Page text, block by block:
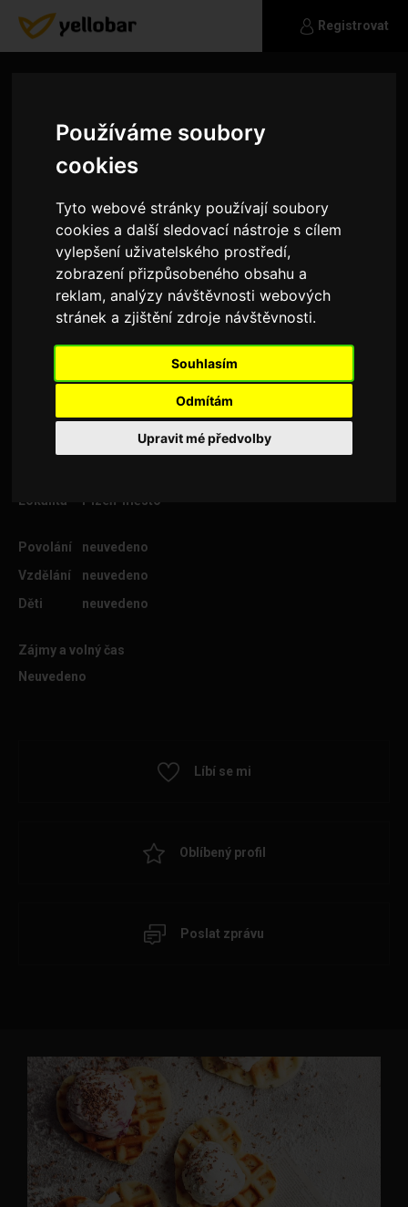
Používáme soubory
cookies
Tyto webové stránky používají soubory
cookies a další sledovací nástroje s cílem
vylepšení uživatelského prostředí,
zobrazení přizpůsobeného obsahu a
reklam, analýzy návštěvnosti webových
stránek a zjištění zdroje návštěvnosti.
Souhlasím
Odmítám
Upravit mé předvolby
Registrovat
aja
Lokalita
Plzeň-město
Povolání
neuvedeno
Vzdělání
neuvedeno
Děti
neuvedeno
Zájmy a volný čas
Neuvedeno
Líbí se mi
Oblíbený profil
Poslat zprávu